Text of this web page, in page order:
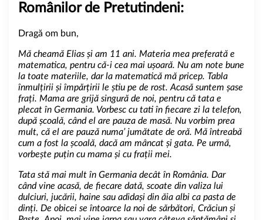
Românilor de Pretutindeni:
Dragă om bun,
Mă cheamă Elias și am 11 ani. Materia mea preferată e
matematica, pentru că-i cea mai ușoară. Nu am note bune
la toate materiile, dar la matematică mă pricep. Tabla
înmulțirii și împărțirii le știu pe de rost. Acasă suntem șase
frați. Mama are grijă singură de noi, pentru că tata e
plecat în Germania. Vorbesc cu tati în fiecare zi la telefon,
după școală, când el are pauza de masă. Nu vorbim prea
mult, că el are pauză numa’ jumătate de oră. Mă întreabă
cum a fost la școală, dacă am mâncat și gata. Pe urmă,
vorbește puțin cu mama și cu frații mei.
Tata stă mai mult în Germania decât în România. Dar
când vine acasă, de fiecare dată, scoate din valiza lui
dulciuri, jucării, haine sau adidași din ăia albi ca pasta de
dinți. De obicei se întoarce la noi de sărbători, Crăciun și